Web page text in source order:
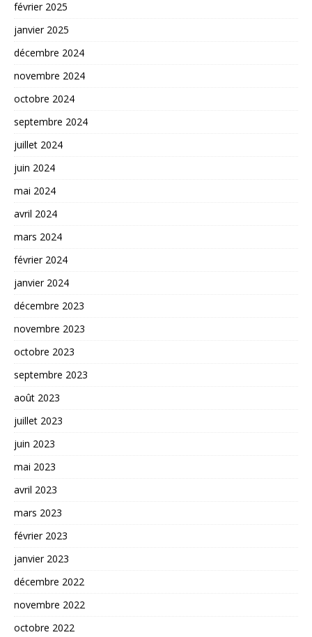
février 2025
janvier 2025
décembre 2024
novembre 2024
octobre 2024
septembre 2024
juillet 2024
juin 2024
mai 2024
avril 2024
mars 2024
février 2024
janvier 2024
décembre 2023
novembre 2023
octobre 2023
septembre 2023
août 2023
juillet 2023
juin 2023
mai 2023
avril 2023
mars 2023
février 2023
janvier 2023
décembre 2022
novembre 2022
octobre 2022